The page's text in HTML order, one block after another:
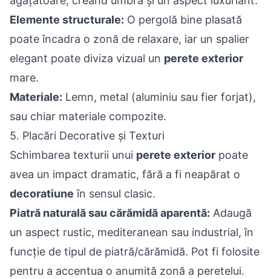
Elemente structurale: O pergolă bine plasată
poate încadra o zonă de relaxare, iar un spalier
elegant poate diviza vizual un perete exterior
mare.
Materiale: Lemn, metal (aluminiu sau fier forjat),
sau chiar materiale compozite.
5. Placări Decorative și Texturi
Schimbarea texturii unui perete exterior poate
avea un impact dramatic, fără a fi neapărat o
decoratiune în sensul clasic.
Piatră naturală sau cărămidă aparentă: Adaugă
un aspect rustic, mediteranean sau industrial, în
funcție de tipul de piatră/cărămidă. Pot fi folosite
pentru a accentua o anumită zonă a peretelui.